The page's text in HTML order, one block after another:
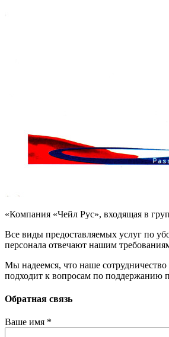
«Компания «Чейл Рус», входящая в
Все виды предоставляемых услуг по
персонала отвечают нашим
Мы надеемся, что наше
подходит к вопросам по поддержанию
Обратная связь
Ваше имя *